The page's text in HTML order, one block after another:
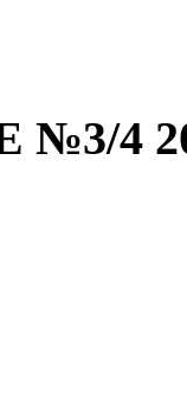
№3/4